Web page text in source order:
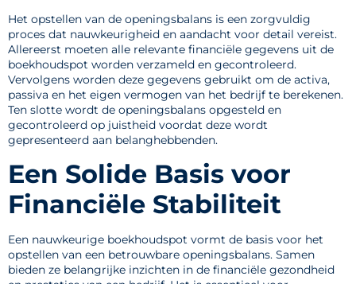
Het opstellen van de openingsbalans is een zorgvuldig
proces dat nauwkeurigheid en aandacht voor detail vereist.
Allereerst moeten alle relevante financiële gegevens uit de
boekhoudspot worden verzameld en gecontroleerd.
Vervolgens worden deze gegevens gebruikt om de activa,
passiva en het eigen vermogen van het bedrijf te berekenen.
Ten slotte wordt de openingsbalans opgesteld en
gecontroleerd op juistheid voordat deze wordt
gepresenteerd aan belanghebbenden.
Een Solide Basis voor
Financiële Stabiliteit
Een nauwkeurige boekhoudspot vormt de basis voor het
opstellen van een betrouwbare openingsbalans. Samen
bieden ze belangrijke inzichten in de financiële gezondheid